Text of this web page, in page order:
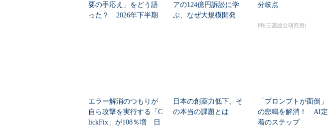
要の手応え」をどう語
った？ 2026年下半期
アの124億円訴訟に学
ぶ、なぜ大規模開発
分岐点
PR(三菱総合研究所)
エラー解消のつもりが
自ら攻撃を実行する「C
lickFix」が108％増 日
日本の創薬力低下、そ
の本当の課題とは
「プロンプトが面倒」
の悲鳴を解消！ AI定
着のステップ